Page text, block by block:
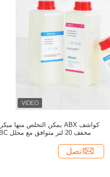
مخفف 20 لتر متوافق مع محلل Horiba CBC
اتصل